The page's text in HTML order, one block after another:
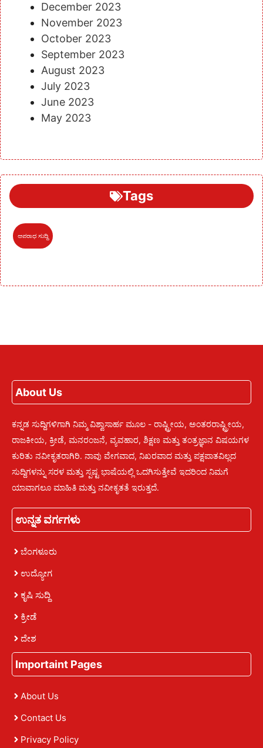
December 2023
November 2023
October 2023
September 2023
August 2023
July 2023
June 2023
May 2023
Tags
ಅಪರಾಧ ಸುದ್ದಿ
About Us
ಕನ್ನಡ ಸುದ್ದಿಗಳಿಗಾಗಿ ನಿಮ್ಮ ವಿಶ್ವಾಸಾರ್ಹ ಮೂಲ - ರಾಷ್ಟ್ರೀಯ, ಅಂತರರಾಷ್ಟ್ರೀಯ,
ರಾಜಕೀಯ, ಕ್ರೀಡೆ, ಮನರಂಜನೆ, ವ್ಯವಹಾರ, ಶಿಕ್ಷಣ ಮತ್ತು ತಂತ್ರಜ್ಞಾನ ವಿಷಯಗಳ
ಕುರಿತು ನವೀಕೃತರಾಗಿರಿ. ನಾವು ವೇಗವಾದ, ನಿಖರವಾದ ಮತ್ತು ಪಕ್ಷಪಾತವಿಲ್ಲದ
ಸುದ್ದಿಗಳನ್ನು ಸರಳ ಮತ್ತು ಸ್ಪಷ್ಟ ಭಾಷೆಯಲ್ಲಿ ಒದಗಿಸುತ್ತೇವೆ ಇದರಿಂದ ನಿಮಗೆ
ಯಾವಾಗಲೂ ಮಾಹಿತಿ ಮತ್ತು ನವೀಕೃತತೆ ಇರುತ್ತದೆ.
ಉನ್ನತ ವರ್ಗಗಳು
ಬೆಂಗಳೂರು
ಉದ್ಯೋಗ
ಕೃಷಿ ಸುದ್ದಿ
ಕ್ರೀಡೆ
ದೇಶ
Importaint Pages
About Us
Contact Us
Privacy Policy